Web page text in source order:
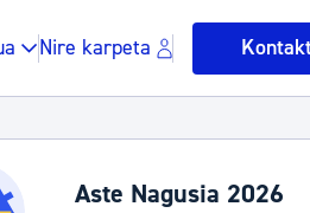
Nire karpeta